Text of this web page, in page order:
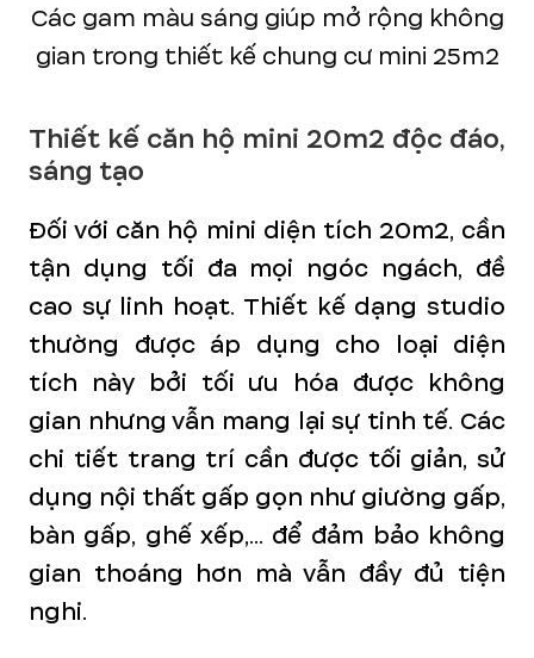
Các gam màu sáng giúp mở rộng không
gian trong thiết kế chung cư mini 25m2
Thiết kế căn hộ mini 20m2 độc đáo,
sáng tạo
Đối với căn hộ mini diện tích 20m2, cần
tận dụng tối đa mọi ngóc ngách, đề
cao sự linh hoạt. Thiết kế dạng studio
thường được áp dụng cho loại diện
tích này bởi tối ưu hóa được không
gian nhưng vẫn mang lại sự tinh tế. Các
chi tiết trang trí cần được tối giản, sử
dụng nội thất gấp gọn như giường gấp,
bàn gấp, ghế xếp,... để đảm bảo không
gian thoáng hơn mà vẫn đầy đủ tiện
nghi.